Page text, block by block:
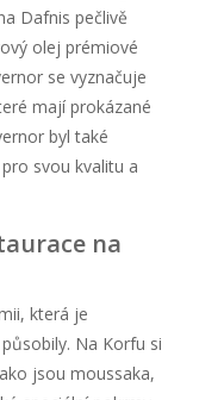
Dafnis pečlivě
olej prémiové
se vyznačuje
mají prokázané
byl také
svou kvalitu a
na
která je
Na Korfu si
jsou moussaka,